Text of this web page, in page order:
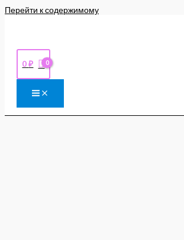
Перейти к содержимому
0₽